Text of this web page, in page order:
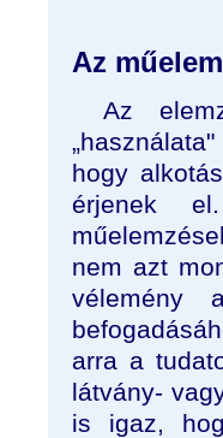
Az
Az
hogy
érjenek
nem azt
vélemény
arra a
látvány-
is igaz,